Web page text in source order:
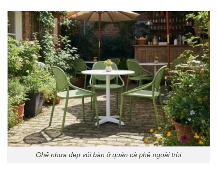
Ghế nhựa đẹp với bàn ở quán cà phê ngoài trời